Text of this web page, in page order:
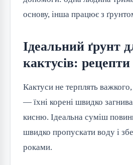
основу, інша працює з
Ідеальний ґрунт
кактусів:
Кактуси не терплять
— їхні корені швидко
кисню. Ідеальна суміш
швидко пропускати воду і
роками.